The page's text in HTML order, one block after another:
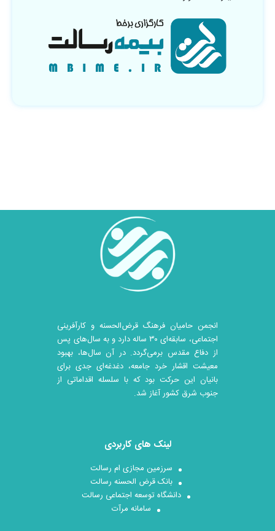
انجمن حامیان فرهنگ قرض‌الحسنه و کارآفرینی
اجتماعی، سابقه‌ای ۳۰ ساله دارد و به سال‌های پس
از دفاع مقدس برمی‌گردد. در آن سال‎‌ها، بهبود
معیشت اقشار خرد جامعه، دغدغه‌ای جدی برای
بانیان این حرکت بود که با سلسله اقداماتی از
جنوب شرق کشور آغاز شد.
لینک های کاربردی
سرزمین مجازی ام رسالت
بانک قرض الحسنه رسالت
دانشگاه توسعه اجتماعی رسالت
سامانه مرآت